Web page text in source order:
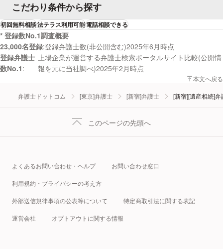
こだわり条件から探す
初回無料相談法テラス利用可能電話相談できる
* 登録数No.1調査概要
23,000名登録 登録弁護士数(非公開含む)2025年6月時点
登録弁護士
数No.1
上場企業が運営する弁護士検索ポータルサイト比較(公開情
報を元に当社調べ)2025年2月時点
本文へ戻る
弁護士ドットコム [東京]弁護士 [新宿]弁護士 [新宿][遺産相続]弁
このページの先頭へ
よくあるお問い合わせ・ヘルプ お問い合わせ窓口
利用規約・プライバシーの考え方
外部送信規律事項の公表等について 特定商取引法に関する表記
運営会社 オプトアウトに関する情報